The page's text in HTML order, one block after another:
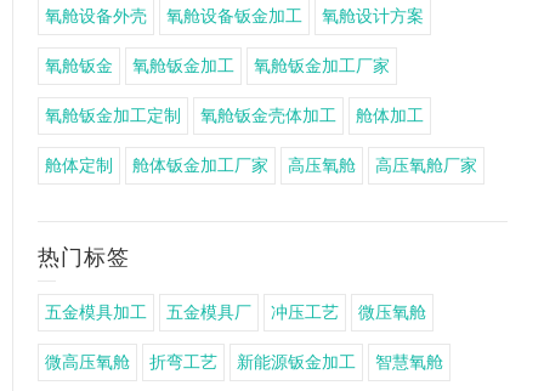
氧舱设备外壳 氧舱设备钣金加工 氧舱设计方案
氧舱钣金 氧舱钣金加工 氧舱钣金加工厂家
氧舱钣金加工定制 氧舱钣金壳体加工 舱体加工
舱体定制 舱体钣金加工厂家 高压氧舱 高压氧舱厂家
热门标签
五金模具加工 五金模具厂 冲压工艺 微压氧舱
微高压氧舱 折弯工艺 新能源钣金加工 智慧氧舱